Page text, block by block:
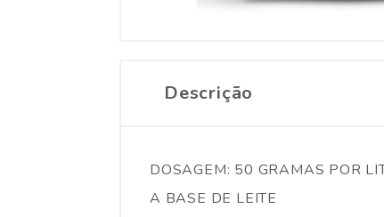
Descrição
DOSAGEM: 50 GRAMAS POR
A BASE DE LEITE